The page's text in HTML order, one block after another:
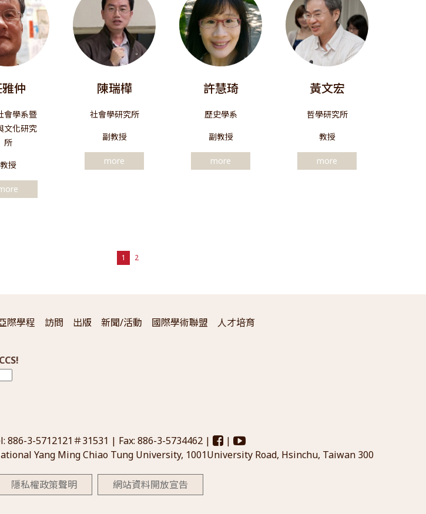
仲
會學系暨
文化研究
所
教授
陳瑞樺
社會學研究所
副教授
more
許慧琦
歷史學系
副教授
more
黃文宏
哲學研究所
教授
more
1 2
際學程 訪問 出版 新聞/活動 國際學術聯盟 人才培育
886-3-5712121＃31531 | Fax: 886-3-5734462 |
|
Yang Ming Chiao Tung University, 1001University Road, Hsinchu, Taiwan 300
隱私權政策聲明 網站資料開放宣告